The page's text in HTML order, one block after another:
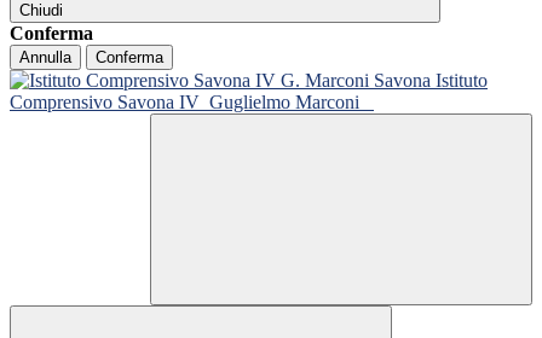
Chiudi
Conferma
Annulla Conferma
Istituto
Comprensivo Savona IV Guglielmo Marconi